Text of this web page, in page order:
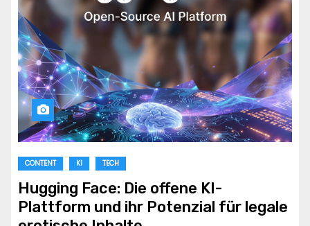
CONTENT KI TECH
Hugging Face: Die offene KI-
Plattform und ihr Potenzial für legale